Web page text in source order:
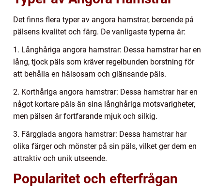
Det finns flera typer av angora hamstrar, beroende på
pälsens kvalitet och färg. De vanligaste typerna är:
1. Långhåriga angora hamstrar: Dessa hamstrar har en
lång, tjock päls som kräver regelbunden borstning för
att behålla en hälsosam och glänsande päls.
2. Korthåriga angora hamstrar: Dessa hamstrar har en
något kortare päls än sina långhåriga motsvarigheter,
men pälsen är fortfarande mjuk och silkig.
3. Färgglada angora hamstrar: Dessa hamstrar har
olika färger och mönster på sin päls, vilket ger dem en
attraktiv och unik utseende.
Popularitet och efterfrågan